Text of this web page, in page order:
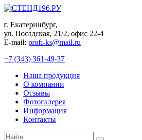
Перейти
контенту
г. Екатеринбург,
ул. Посадская, 21/2, офис 22-4
E-mail: profi-ks@mail.ru
+7 (343) 361-49-37
Наша продукция
О компании
Отзывы
Фотогалерея
Информация
Контакты
Поиск: